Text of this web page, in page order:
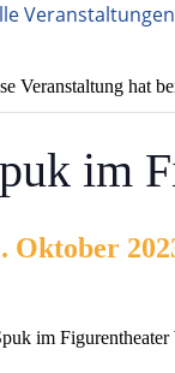
Veranstaltungen
Veranstaltung hat
im
Oktober